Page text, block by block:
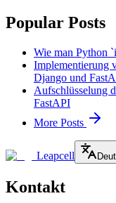
Popular Posts
Wie man Python
Implementierung
Django und
Aufschlüsselung
FastAPI
More Posts
Leapcell
Kontakt